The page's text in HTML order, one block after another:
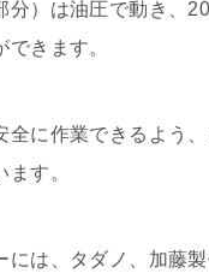
分）は油圧で動き、
きます。
全に作業できるよう
ます。
には、タダノ、加藤